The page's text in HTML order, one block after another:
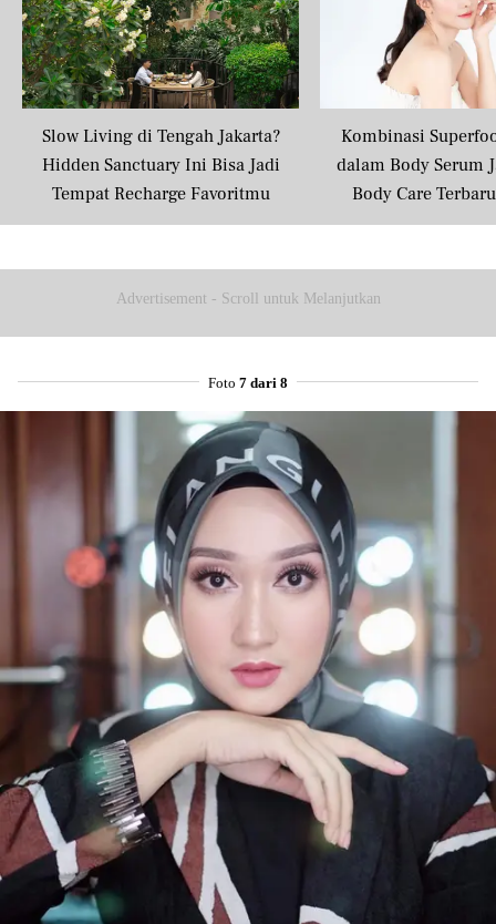
Slow Living di Tengah Jakarta?
Hidden Sanctuary Ini Bisa Jadi
Tempat Recharge Favoritmu
Kombinasi
dalam Body Serum
Body Care
Masyarakat
Advertisement - Scroll untuk Melanjutkan
Foto 7 dari 8